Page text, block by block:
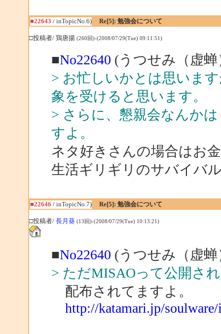
■22643 / inTopicNo.6) Re[5]: 勉強会について
□投稿者/ 鶏唐揚 (260回)-(2008/07/29(Tue) 09:11:51)
■No22640 (うつせみ（虚
> お忙しいかとは思いま
象を受けると思います。
> さらに、懇親会なんか
すよ。
ネタ好きさんの場合はお
生活ギリギリのサバイバ
■22646 / inTopicNo.7) Re[5]: 勉強会について
□投稿者/ 長月葵 (13回)-(2008/07/29(Tue) 10:13:21)
■No22640 (うつせみ（虚
> ただMISAOって公開さ
配布されてますよ。
http://katamari.jp/